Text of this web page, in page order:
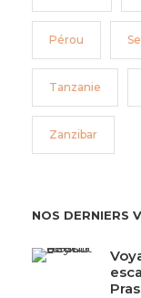
Pérou
Tanzanie
Zanzibar
NOS DERNIERS